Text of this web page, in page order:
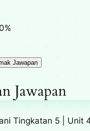
Jawapan
Jawapan
Tingkatan 5 | Unit